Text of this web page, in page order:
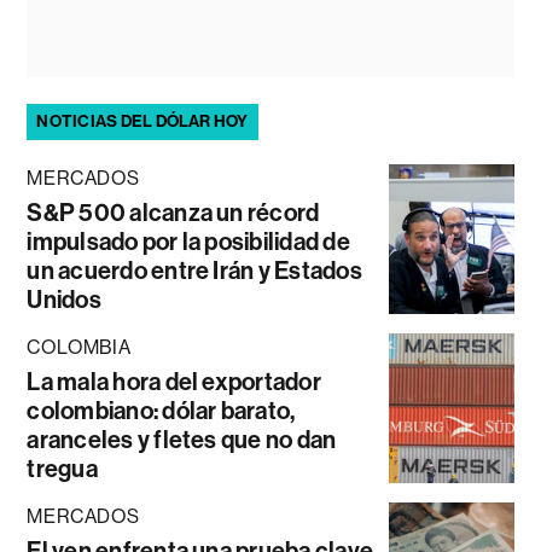
NOTICIAS DEL DÓLAR HOY
MERCADOS
S&P 500 alcanza un récord
impulsado por la posibilidad de
un acuerdo entre Irán y Estados
Unidos
COLOMBIA
La mala hora del exportador
colombiano: dólar barato,
aranceles y fletes que no dan
tregua
MERCADOS